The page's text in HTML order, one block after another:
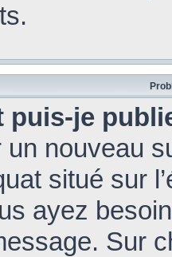
puis-je
un nouveau
situé sur
ayez
Sur